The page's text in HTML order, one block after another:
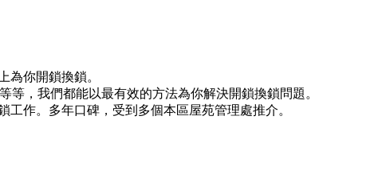
為你開鎖換鎖。
等，我們都能以最有效的方法為你解決開鎖換鎖問題。
作。多年口碑，受到多個本區屋苑管理處推介。